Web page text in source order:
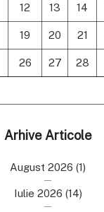
12 13 14
19 20 21
26 27 28
Arhive Articole
August 2026 (1)
Iulie 2026 (14)